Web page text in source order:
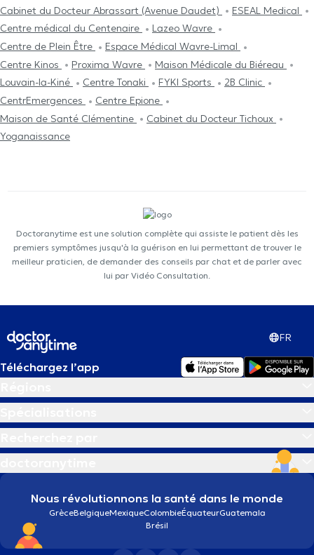
Cabinet du Docteur Abrassart (Avenue Daudet)
ESEAL Medical
Centre médical du Centenaire
Lazeo Wavre
Centre de Plein Être
Espace Médical Wavre-Limal
Centre Kinos
Proxima Wavre
Maison Médicale du Biéreau
Louvain-la-Kiné
Centre Tonaki FYKI Sports
2B Clinic
CentrEmergences
Centre Epione
Maison de Santé Clémentine
Cabinet du Docteur Tichoux
Yoganaissance
Doctoranytime est une solution complète qui assiste le patient dès les
premiers symptômes jusqu'à la guérison en lui permettant de trouver le
meilleur praticien, de demander des conseils par chat et de parler avec
lui par Vidéo Consultation.
FR
Téléchargez l’app
Nous révolutionnons la santé dans le monde
GrèceBelgiqueMexiqueColombieÉquateurGuatemala
Brésil